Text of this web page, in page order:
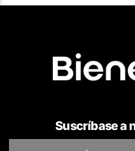
Suscríbase a